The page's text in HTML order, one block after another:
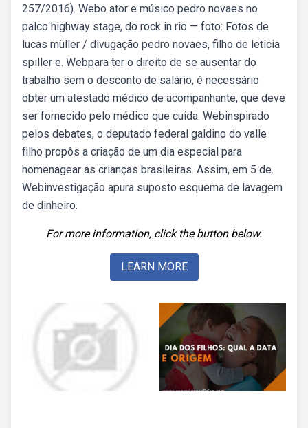
257/2016). Webo ator e músico pedro novaes no
palco highway stage, do rock in rio — foto: Fotos de
lucas müller / divugação pedro novaes, filho de leticia
spiller e. Webpara ter o direito de se ausentar do
trabalho sem o desconto de salário, é necessário
obter um atestado médico de acompanhante, que deve
ser fornecido pelo médico que cuida. Webinspirado
pelos debates, o deputado federal galdino do valle
filho propôs a criação de um dia especial para
homenagear as crianças brasileiras. Assim, em 5 de.
Webinvestigação apura suposto esquema de lavagem
de dinheiro.
For more information, click the button below.
LEARN MORE